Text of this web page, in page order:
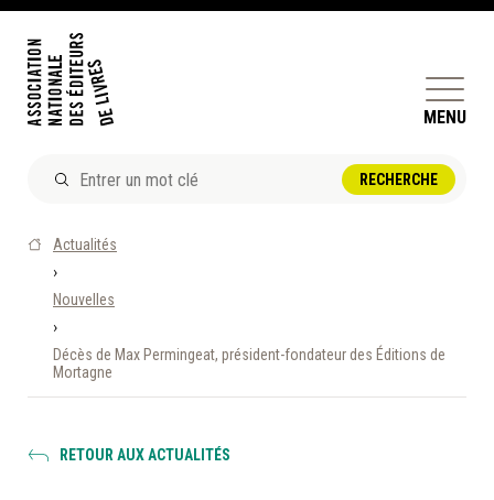
MENU
DOSSIERS ET ENJEUX
ÊTRE ÉDITEUR·TRICE
PERFECTIONNEMENT
ET SERVICES AUX MEMBRES
Actualités
›
Nouvelles
›
Décès de Max Permingeat, président-fondateur des Éditions de
Mortagne
RETOUR AUX ACTUALITÉS